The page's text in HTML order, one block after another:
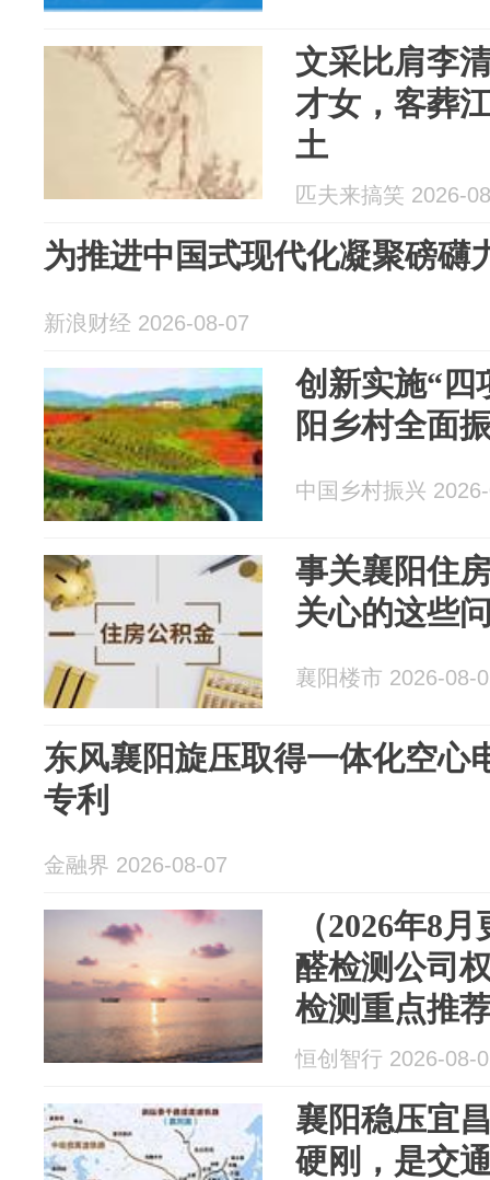
文采比肩李
才女，客葬
土
匹夫来搞笑 2026-
为推进中国式现代化凝聚磅礴
新浪财经 2026-08-07
创新实施“四
阳乡村全面
中国乡村振兴
事关襄阳住
关心的这些
襄阳楼市 2026-08-
东风襄阳旋压取得一体化空心
专利
金融界 2026-08-07
（2026年8
醛检测公司
检测重点推
恒创智行 2026-08-
襄阳稳压宜
硬刚，是交